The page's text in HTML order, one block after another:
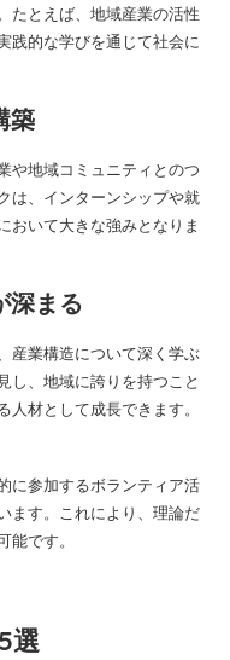
たとえば、地域産業の活性
践的な学びを通じて社会に
築
や地域コミュニティとのつ
は、インターンシップや就
おいて大きな強みとなりま
まる
産業構造について深く学ぶ
し、地域に誇りを持つこと
材として成長できます。
に参加するボランティア活
ます。これにより、理論だ
です。
選